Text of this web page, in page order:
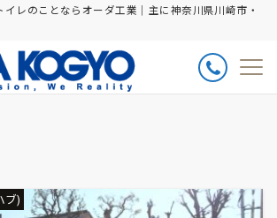
レのことならオーダ工業｜主に神奈川県川崎市・
ブ)